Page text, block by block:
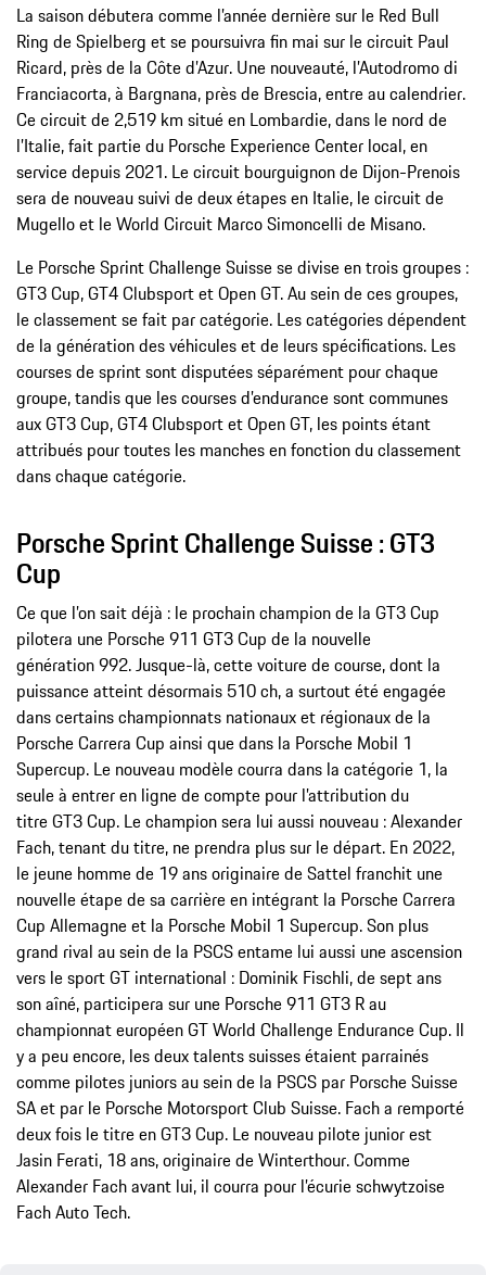
La saison débutera comme l’année dernière sur le Red Bull
Ring de Spielberg et se poursuivra fin mai sur le circuit Paul
Ricard, près de la Côte d’Azur. Une nouveauté, l’Autodromo di
Franciacorta, à Bargnana, près de Brescia, entre au calendrier.
Ce circuit de 2,519 km situé en Lombardie, dans le nord de
l’Italie, fait partie du Porsche Experience Center local, en
service depuis 2021. Le circuit bourguignon de Dijon-Prenois
sera de nouveau suivi de deux étapes en Italie, le circuit de
Mugello et le World Circuit Marco Simoncelli de Misano.
Le Porsche Sprint Challenge Suisse se divise en trois groupes :
GT3 Cup, GT4 Clubsport et Open GT. Au sein de ces groupes,
le classement se fait par catégorie. Les catégories dépendent
de la génération des véhicules et de leurs spécifications. Les
courses de sprint sont disputées séparément pour chaque
groupe, tandis que les courses d’endurance sont communes
aux GT3 Cup, GT4 Clubsport et Open GT, les points étant
attribués pour toutes les manches en fonction du classement
dans chaque catégorie.
Porsche Sprint Challenge Suisse : GT3
Cup
Ce que l’on sait déjà : le prochain champion de la GT3 Cup
pilotera une Porsche 911 GT3 Cup de la nouvelle
génération 992. Jusque-là, cette voiture de course, dont la
puissance atteint désormais 510 ch, a surtout été engagée
dans certains championnats nationaux et régionaux de la
Porsche Carrera Cup ainsi que dans la Porsche Mobil 1
Supercup. Le nouveau modèle courra dans la catégorie 1, la
seule à entrer en ligne de compte pour l’attribution du
titre GT3 Cup. Le champion sera lui aussi nouveau : Alexander
Fach, tenant du titre, ne prendra plus sur le départ. En 2022,
le jeune homme de 19 ans originaire de Sattel franchit une
nouvelle étape de sa carrière en intégrant la Porsche Carrera
Cup Allemagne et la Porsche Mobil 1 Supercup. Son plus
grand rival au sein de la PSCS entame lui aussi une ascension
vers le sport GT international : Dominik Fischli, de sept ans
son aîné, participera sur une Porsche 911 GT3 R au
championnat européen GT World Challenge Endurance Cup. Il
y a peu encore, les deux talents suisses étaient parrainés
comme pilotes juniors au sein de la PSCS par Porsche Suisse
SA et par le Porsche Motorsport Club Suisse. Fach a remporté
deux fois le titre en GT3 Cup. Le nouveau pilote junior est
Jasin Ferati, 18 ans, originaire de Winterthour. Comme
Alexander Fach avant lui, il courra pour l’écurie schwytzoise
Fach Auto Tech.